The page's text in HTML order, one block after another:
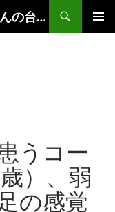
ばあちゃんの料理教室｜ばあちゃんの台所から学ぶ、食と健康の知恵
うコー
）、弱
の感覚